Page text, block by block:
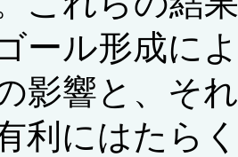
ール形成に
影響と、そ
利にはたら